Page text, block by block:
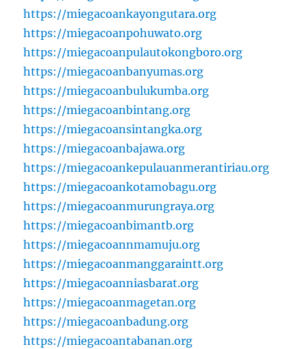
https://miegacoankayongutara.org
https://miegacoanpohuwato.org
https://miegacoanpulautokongboro.org
https://miegacoanbanyumas.org
https://miegacoanbulukumba.org
https://miegacoanbintang.org
https://miegacoansintangka.org
https://miegacoanbajawa.org
https://miegacoankepulauanmerantiriau.org
https://miegacoankotamobagu.org
https://miegacoanmurungraya.org
https://miegacoanbimantb.org
https://miegacoannmamuju.org
https://miegacoanmanggaraintt.org
https://miegacoanniasbarat.org
https://miegacoanmagetan.org
https://miegacoanbadung.org
https://miegacoantabanan.org